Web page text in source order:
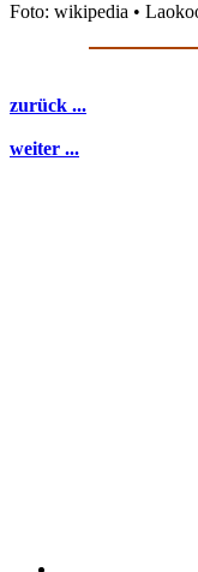
Foto: wikipedia •
zurück ...
weiter ...